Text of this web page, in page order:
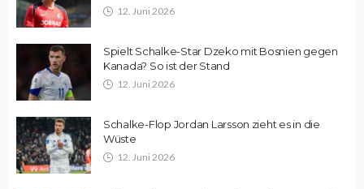
12. Juni 2026
Spielt Schalke-Star Dzeko mit Bosnien gegen
Kanada? So ist der Stand
12. Juni 2026
Schalke-Flop Jordan Larsson zieht es in die
Wüste
12. Juni 2026